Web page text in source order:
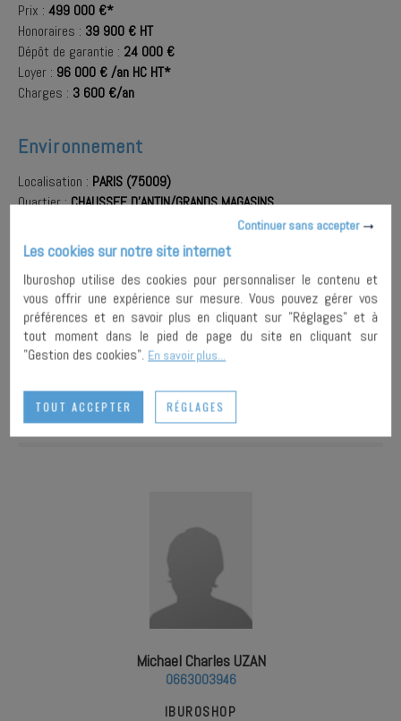
Prix : 499 000 €*
Honoraires : 39 900 € HT
Dépôt de garantie : 24 000 €
Loyer : 96 000 € /an HC HT*
Charges : 3 600 €/an
Environnement
Localisation : PARIS (75009)
Quartier :CHAUSSEE D'ANTIN/GRANDS MAGASINS
Vélo libre-service
AJOUTER À
MA
SÉLECTION
ENVOYER À
UN AMI PARTAGER
Michael Charles UZAN
0663003946
IBUROSHOP
Continuer sans accepter
Les cookies sur notre site internet
Iburoshop utilise des cookies pour personnaliser le contenu et
vous offrir une expérience sur mesure. Vous pouvez gérer vos
préférences et en savoir plus en cliquant sur "Réglages" et à
tout moment dans le pied de page du site en cliquant sur
"Gestion des cookies". En savoir plus...
TOUT ACCEPTER RÉGLAGES